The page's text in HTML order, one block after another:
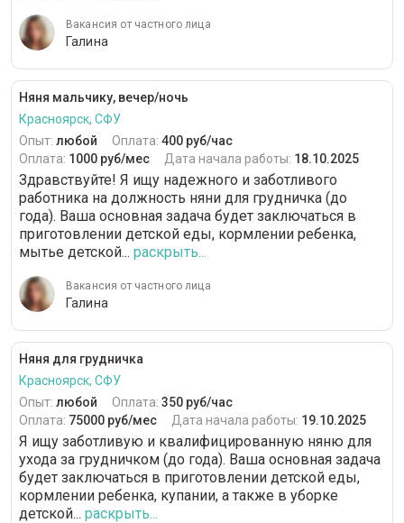
Вакансия от частного лица
Галина
Няня мальчику, вечер/ночь
Красноярск, СФУ
Опыт: любой Оплата: 400 руб/час
Оплата: 1000 руб/мес Дата начала работы: 18.10.2025
Здравствуйте! Я ищу надежного и заботливого
работника на должность няни для грудничка (до
года). Ваша основная задача будет заключаться в
приготовлении детской еды, кормлении ребенка,
мытье детской... раскрыть...
Вакансия от частного лица
Галина
Няня для грудничка
Красноярск, СФУ
Опыт: любой Оплата: 350 руб/час
Оплата: 75000 руб/мес Дата начала работы: 19.10.2025
Я ищу заботливую и квалифицированную няню для
ухода за грудничком (до года). Ваша основная задача
будет заключаться в приготовлении детской еды,
кормлении ребенка, купании, а также в уборке
детской... раскрыть...